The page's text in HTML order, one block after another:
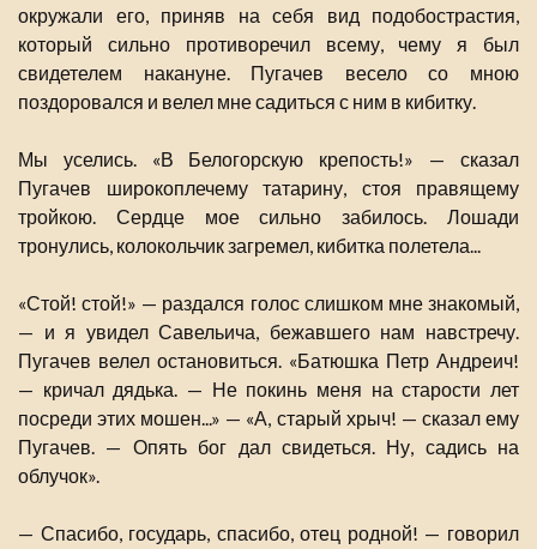
окружали его, приняв на себя вид подобострастия,
который сильно противоречил всему, чему я был
свидетелем накануне. Пугачев весело со мною
поздоровался и велел мне садиться с ним в кибитку.
Мы уселись. «В Белогорскую крепость!» — сказал
Пугачев широкоплечему татарину, стоя правящему
тройкою. Сердце мое сильно забилось. Лошади
тронулись, колокольчик загремел, кибитка полетела...
«Стой! стой!» — раздался голос слишком мне знакомый,
— и я увидел Савельича, бежавшего нам навстречу.
Пугачев велел остановиться. «Батюшка Петр Андреич!
— кричал дядька. — Не покинь меня на старости лет
посреди этих мошен...» — «А, старый хрыч! — сказал ему
Пугачев. — Опять бог дал свидеться. Ну, садись на
облучок».
— Спасибо, государь, спасибо, отец родной! — говорил